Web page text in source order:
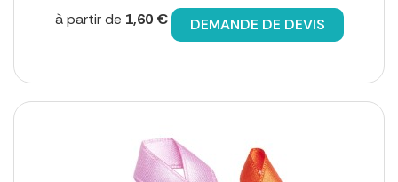
à partir de 1,60 € DEMANDE DE DEVIS